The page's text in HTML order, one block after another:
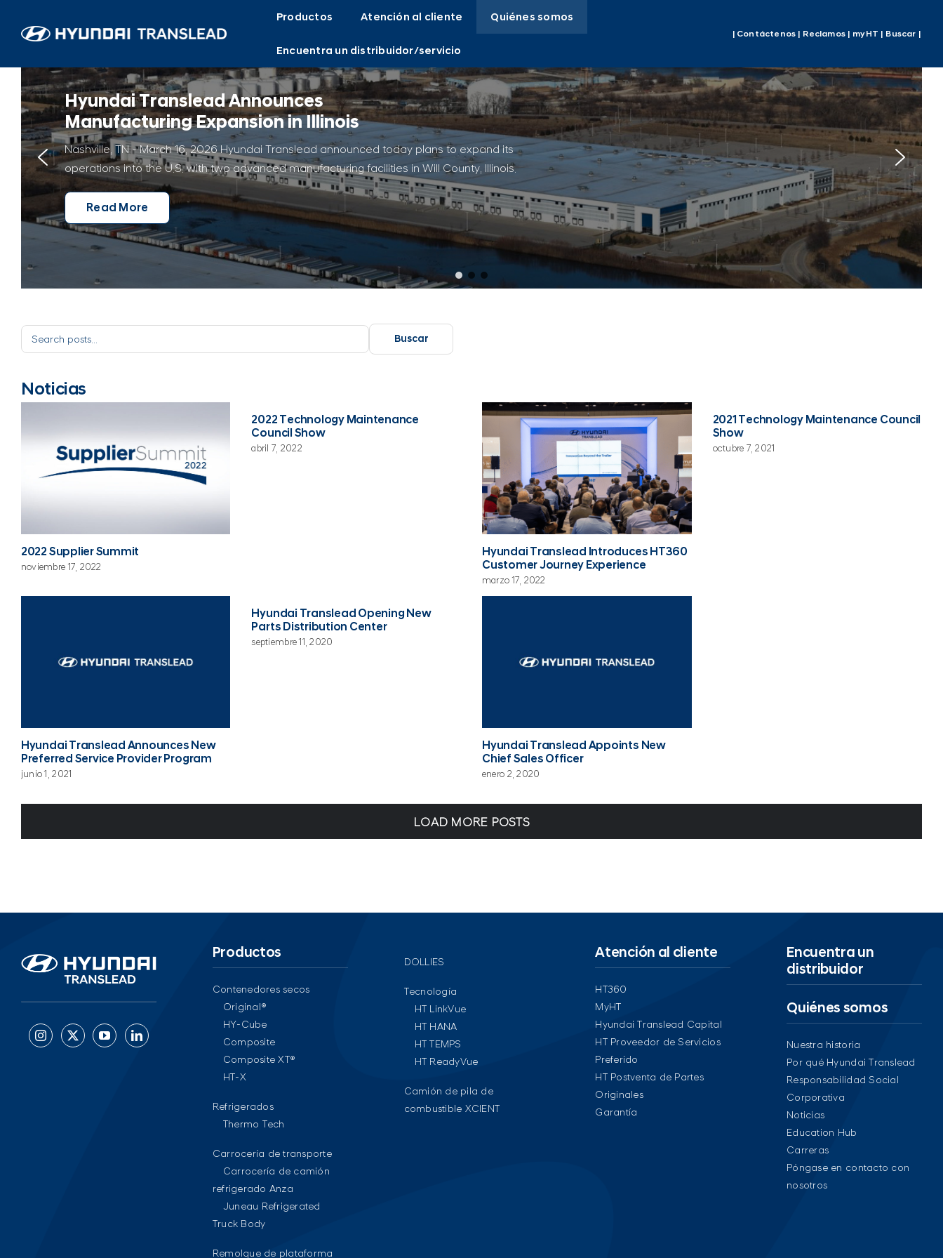
content
Productos Atención al cliente Quiénes somos
Encuentra un distribuidor/servicio
| Contáctenos | Reclamos | myHT | Buscar |
Hyundai Translead Announces
Manufacturing Expansion in Illinois
Nashville, TN - March 16, 2026 Hyundai Translead announced today plans to expand its
operations into the U.S. with two advanced manufacturing facilities in Will County, Illinois.
Read More
Buscar
Noticias
2022 Supplier Summit
noviembre 17, 2022
2022 Technology Maintenance
Council Show
abril 7, 2022
Hyundai Translead Introduces HT360
Customer Journey Experience
marzo 17, 2022
2021 Technology Maintenance Council
Show
octubre 7, 2021
Hyundai Translead Announces New
Preferred Service Provider Program
junio 1, 2021
Hyundai Translead Opening New
Parts Distribution Center
septiembre 11, 2020
Hyundai Translead Appoints New
Chief Sales Officer
enero 2, 2020
LOAD MORE POSTS
Productos
Contenedores secos
Original®
HY-Cube
Composite
Composite XT®
HT-X
Refrigerados
Thermo Tech
Carrocería de transporte
Carrocería de camión
refrigerado Anza
Juneau Refrigerated
Truck Body
Remolque de plataforma
DOLLIES
Tecnología
HT LinkVue
HT HANA
HT TEMPS
HT ReadyVue
Camión de pila de
combustible XCIENT
Atención al cliente
HT360
MyHT
Hyundai Translead Capital
HT Proveedor de Servicios
Preferido
HT Postventa de Partes
Originales
Garantía
Encuentra un
distribuidor
Quiénes somos
Nuestra historia
Por qué Hyundai Translead
Responsabilidad Social
Corporativa
Noticias
Education Hub
Carreras
Póngase en contacto con
nosotros